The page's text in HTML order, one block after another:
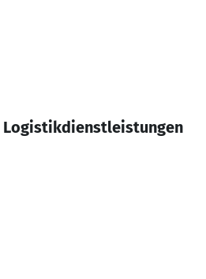
Logistikdienstleistungen